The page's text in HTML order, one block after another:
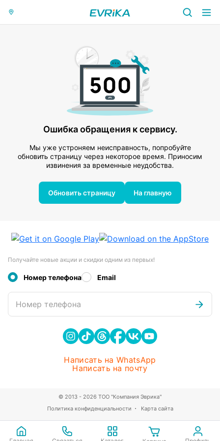
Ошибка обращения к сервису.
Мы уже устроняем неисправность, попробуйте
обновить страницу через некоторое время. Приносим
извинения за временные неудобства.
Обновить страницу На главную
Получайте новые акции и скидки одним из первых!
Номер телефона Email
Номер телефона
Написать на WhatsApp
Написать на почту
Политика конфиденциальности Карта сайта
© 2013 - 2026 ТОО "Компания Эврика"